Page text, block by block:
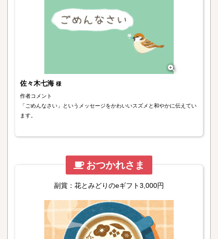
佐々木七海 様
作者コメント
「ごめんなさい」というメッセージをかわいいスズメと和やかに伝えてい
ます。
おつかれさま
副賞：花とみどりのeギフト3,000円